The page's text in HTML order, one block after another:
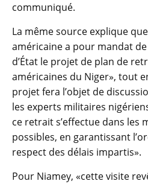
communiqué.
La même source explique
américaine a pour mandat
d’État le projet de plan de
américaines du Niger», tout
projet fera l’objet de
les experts militaires
ce retrait s’effectue dans les
possibles, en garantissant
respect des délais impartis».
Pour Niamey, «cette visite